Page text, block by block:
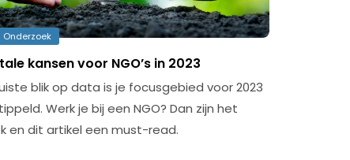
Onderzoek
kansen voor NGO’s in 2023
blik op data is je focusgebied voor 2023
Werk je bij een NGO? Dan zijn het
en dit artikel een must-read.